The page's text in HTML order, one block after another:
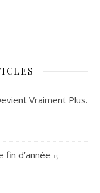
Vraiment Plus.
d’année 15